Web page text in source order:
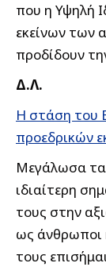
που η Υψηλή
εκείνων των
προδίδουν
Δ.Λ.
Η στάση του
προεδρικών
Μεγάλωσα τα
ιδιαίτερη
τους στην
ως άνθρωποι
τους